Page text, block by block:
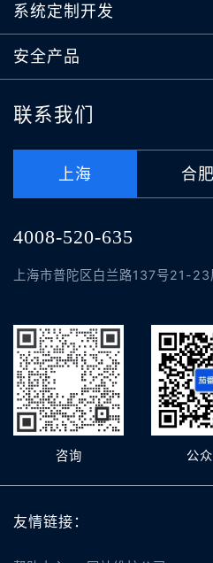
系统定制开发
安全产品
联系我们
上海 合肥
4008-520-635
上海市普陀区白兰路137号21-23
咨询 公
友情链接：